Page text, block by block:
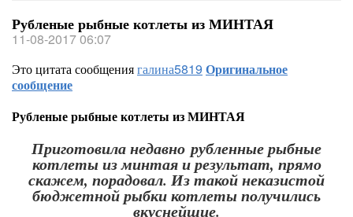
Рубленые рыбные котлеты из МИНТАЯ
11-08-2017 06:07
Это цитата сообщениягалина5819 Оригинальное
сообщение
Рубленые рыбные котлеты из МИНТАЯ
Приготовила недавно рубленные рыбные
котлеты из минтая и результат, прямо
скажем, порадовал. Из такой неказистой
бюджетной рыбки котлеты получились
вкуснейшие.